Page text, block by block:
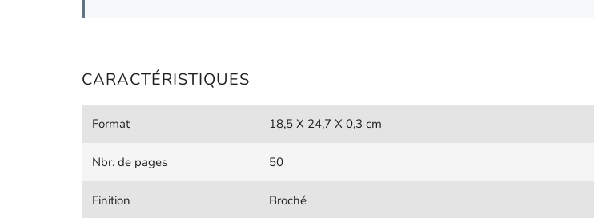
CARACTÉRISTIQUES
Format 18,5 X 24,7 X 0,3 cm
Nbr. de pages 50
Finition Broché